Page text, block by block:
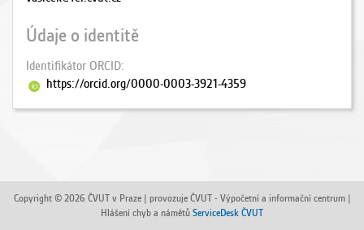
Údaje o identitě
Identifikátor ORCID
https://orcid.org/0000-0003-3921-4359
Copyright © 2026 ČVUT v Praze | provozuje ČVUT - Výpočetní a informační centrum |
Hlášení chyb a námětů ServiceDesk ČVUT